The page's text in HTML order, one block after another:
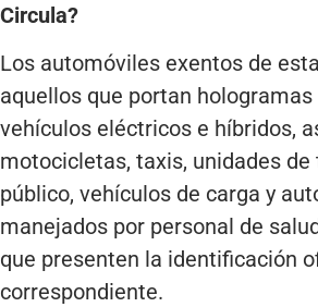
Circula?
Los automóviles exentos de
aquellos que portan hologramas
vehículos eléctricos e híbridos,
motocicletas, taxis, unidades
público, vehículos de carga y
manejados por personal de
que presenten la identificación
correspondiente.